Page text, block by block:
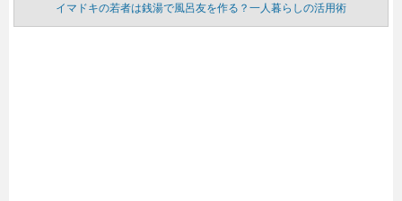
イマドキの若者は銭湯で風呂友を作る？一人暮らしの活用術